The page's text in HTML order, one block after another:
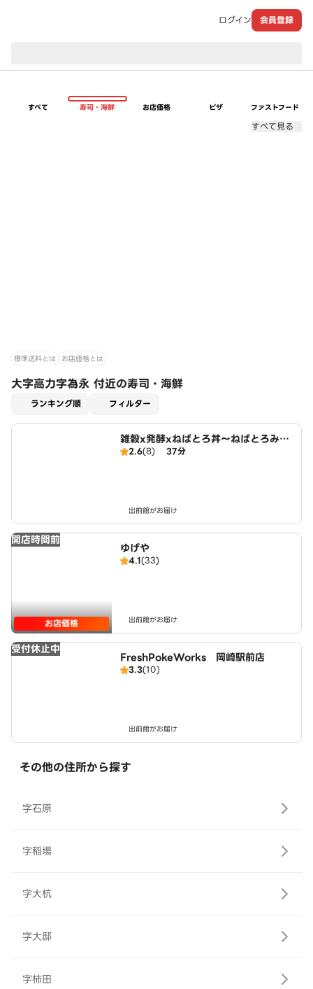
ログイン 会員登録
すべて 寿司・海鮮 お店価格 ピザ ファストフード
すべて見る
標準送料とは お店価格とは
大字高力字為永 付近の寿司・海鮮
ランキング順 フィルター
雑穀x発酵xねばとろ丼～ねばとろみの
り～ 岡崎駅前店
2.6(8) 37分
出前館がお届け
開店時間前
お店価格
ゆげや
4.1(33)
出前館がお届け
受付休止中
FreshPokeWorks 岡崎駅前店
3.3(10)
出前館がお届け
その他の住所から探す
字石原
字稲場
字大杭
字大邸
字柿田